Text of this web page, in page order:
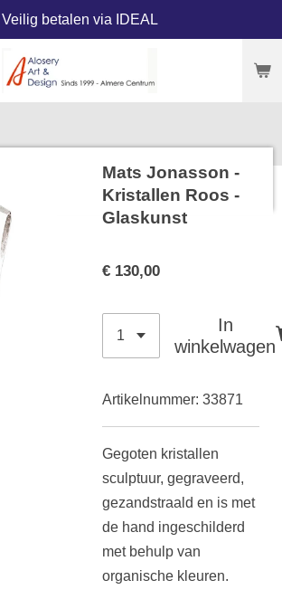
Veilig betalen via IDEAL
Mats Jonasson -
Kristallen Roos -
Glaskunst
€ 130,00
In
winkelwagen
Artikelnummer: 33871
Gegoten kristallen
sculptuur, gegraveerd,
gezandstraald en is met
de hand ingeschilderd
met behulp van
organische kleuren.